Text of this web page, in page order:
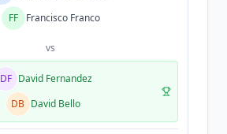
FF
Francisco Franco
vs
DF David Fernandez
DB David Bello